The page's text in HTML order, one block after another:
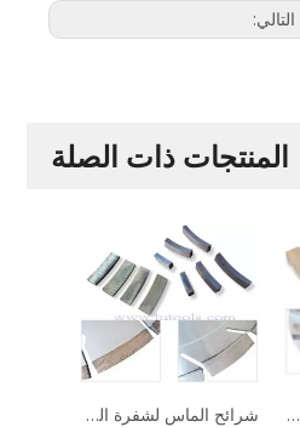
التالي:
المنتجات ذات الصلة
شرائح الماس لشفرة المنشار شرائح الماس لعجلات الكأس